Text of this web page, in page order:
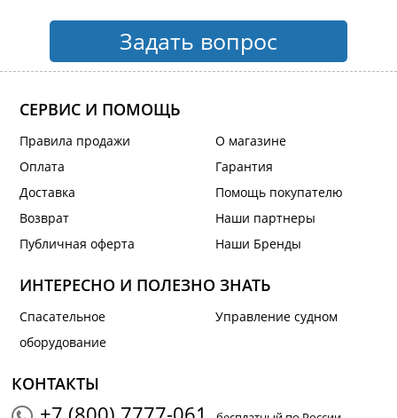
Задать вопрос
СЕРВИС И ПОМОЩЬ
Правила продажи
Оплата
Доставка
Возврат
Публичная оферта
О магазине
Гарантия
Помощь покупателю
Наши партнеры
Наши Бренды
ИНТЕРЕСНО И ПОЛЕЗНО ЗНАТЬ
Спасательное
оборудование
Управление судном
КОНТАКТЫ